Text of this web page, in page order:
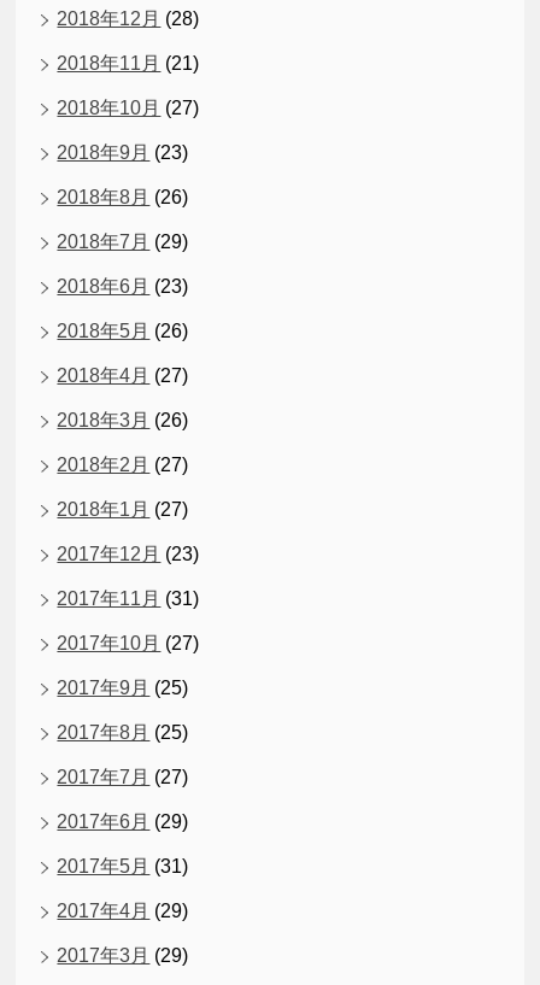
2018年12月 (28)
2018年11月 (21)
2018年10月 (27)
2018年9月 (23)
2018年8月 (26)
2018年7月 (29)
2018年6月 (23)
2018年5月 (26)
2018年4月 (27)
2018年3月 (26)
2018年2月 (27)
2018年1月 (27)
2017年12月 (23)
2017年11月 (31)
2017年10月 (27)
2017年9月 (25)
2017年8月 (25)
2017年7月 (27)
2017年6月 (29)
2017年5月 (31)
2017年4月 (29)
2017年3月 (29)